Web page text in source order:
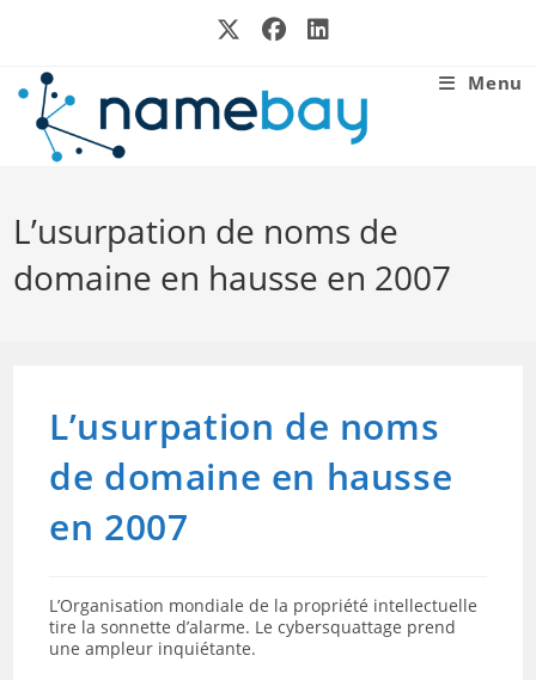
Menu
L’usurpation de noms de
domaine en hausse en 2007
L’usurpation de noms
de domaine en hausse
en 2007
L’Organisation mondiale de la propriété intellectuelle
tire la sonnette d’alarme. Le cybersquattage prend
une ampleur inquiétante.